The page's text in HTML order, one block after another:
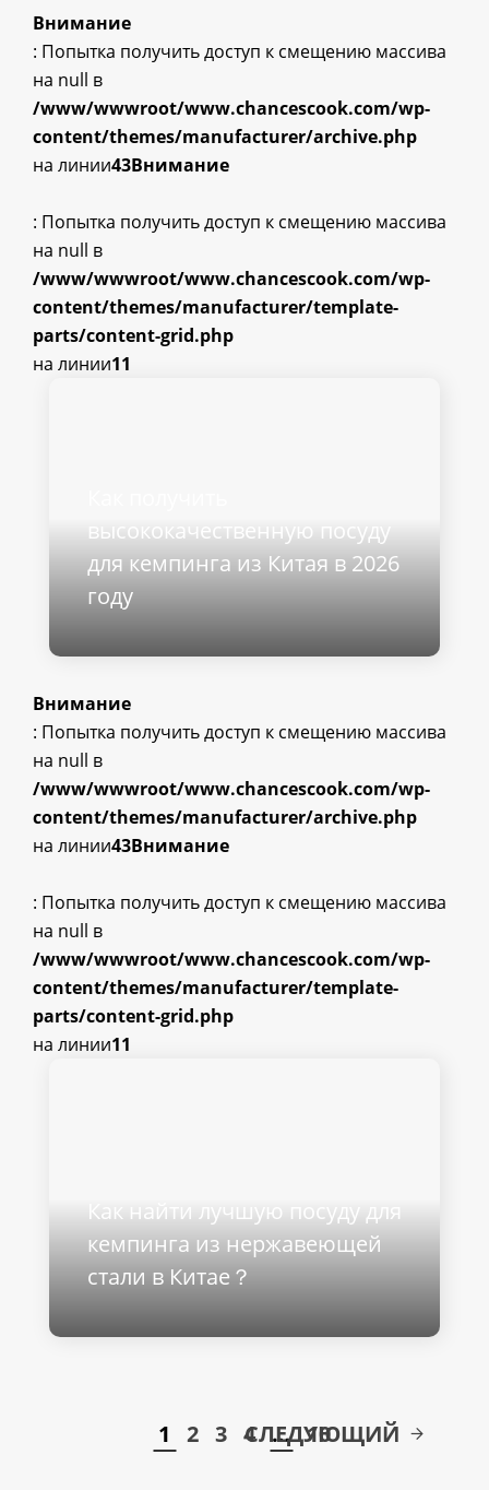
Внимание
: Попытка получить доступ к смещению массива
на null в
/www/wwwroot/www.chancescook.com/wp-
content/themes/manufacturer/archive.php
на линии43Внимание
: Попытка получить доступ к смещению массива
на null в
/www/wwwroot/www.chancescook.com/wp-
content/themes/manufacturer/template-
parts/content-grid.php
на линии11
высококачественную посуду
для кемпинга из Китая в 2026
году
Внимание
: Попытка получить доступ к смещению массива
на null в
/www/wwwroot/www.chancescook.com/wp-
content/themes/manufacturer/archive.php
на линии43Внимание
: Попытка получить доступ к смещению массива
на null в
/www/wwwroot/www.chancescook.com/wp-
content/themes/manufacturer/template-
parts/content-grid.php
на линии11
Как найти лучшую посуду для
кемпинга из нержавеющей
стали в Китае？
1 2 3 4 … 10
СЛЕДУЮЩИЙ